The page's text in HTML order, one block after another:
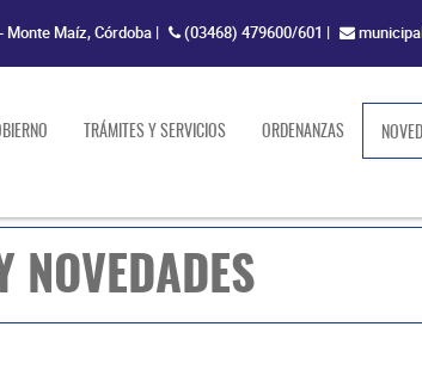
Monte Maíz, Córdoba | (03468) 479600/601 |
TRÁMITES Y SERVICIOS ORDENANZAS
NOVEDADES